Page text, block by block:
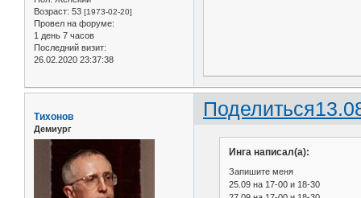
Возраст: 53 [1973-02-20]
Провел на форуме:
1 день 7 часов
Последний визит:
26.02.2020 23:37:38
Поделиться
Тихонов
Демиург
Инга написал(а):
Запишите меня
25.09 на 17-00 и 18-30